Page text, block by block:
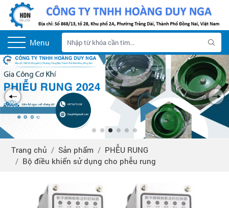
Menu
Trang chủ Sản phẩm
PHỄU RUNG
Bộ điều khiển sử dụng cho phễu rung